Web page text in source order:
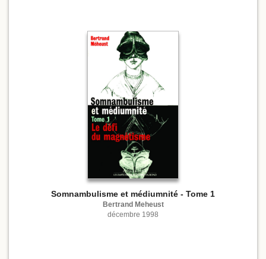
Somnambulisme et médiumnité - Tome 1
Bertrand Meheust
décembre 1998